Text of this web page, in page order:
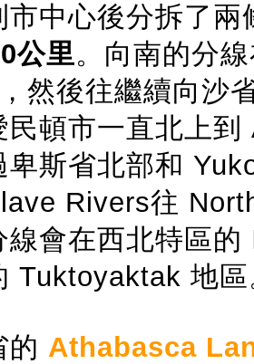
市中心後分拆了
公里。向南的分
然後往繼續向沙
民頓市一直北上
卑斯省北部和
Rivers往
線會在西北特區
Tuktoyaktak 地
的 Athabasca